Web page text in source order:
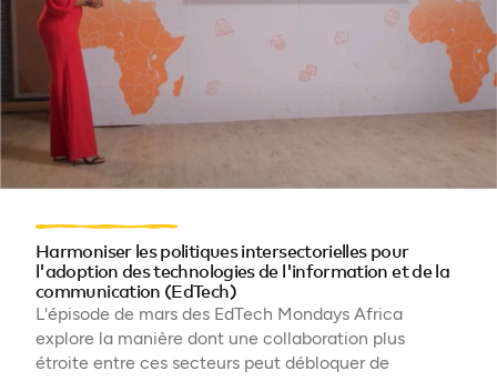
Harmoniser les politiques intersectorielles pour
l'adoption des technologies de l'information et de la
communication (EdTech)
L'épisode de mars des EdTech Mondays Africa
explore la manière dont une collaboration plus
étroite entre ces secteurs peut débloquer de